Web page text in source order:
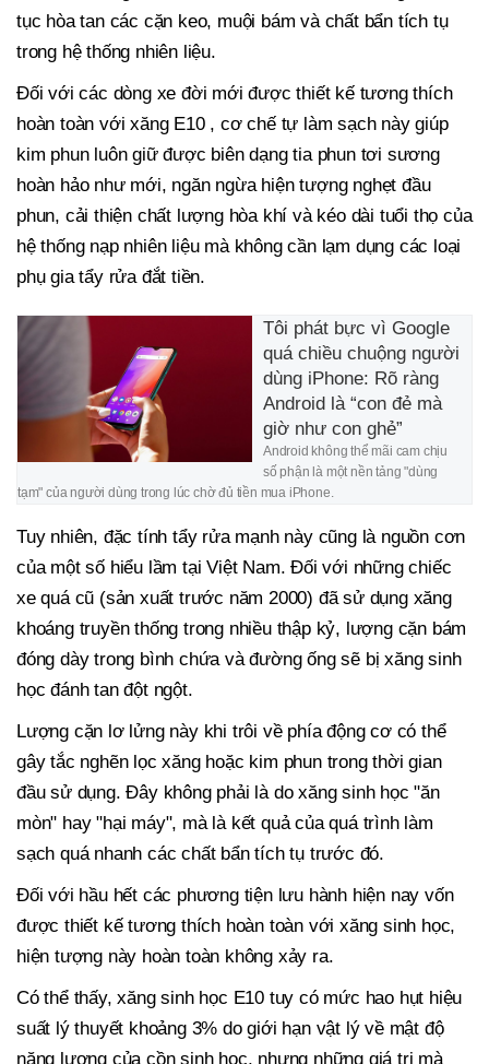
tục hòa tan các cặn keo, muội bám và chất bẩn tích tụ
trong hệ thống nhiên liệu.
Đối với các dòng xe đời mới được thiết kế tương thích
hoàn toàn với xăng E10 , cơ chế tự làm sạch này giúp
kim phun luôn giữ được biên dạng tia phun tơi sương
hoàn hảo như mới, ngăn ngừa hiện tượng nghẹt đầu
phun, cải thiện chất lượng hòa khí và kéo dài tuổi thọ của
hệ thống nạp nhiên liệu mà không cần lạm dụng các loại
phụ gia tẩy rửa đắt tiền.
Tôi phát bực vì Google
quá chiều chuộng người
dùng iPhone: Rõ ràng
Android là “con đẻ mà
giờ như con ghẻ”
Android không thể mãi cam chịu
số phận là một nền tảng "dùng
tạm" của người dùng trong lúc chờ đủ tiền mua iPhone.
Tuy nhiên, đặc tính tẩy rửa mạnh này cũng là nguồn cơn
của một số hiểu lầm tại Việt Nam. Đối với những chiếc
xe quá cũ (sản xuất trước năm 2000) đã sử dụng xăng
khoáng truyền thống trong nhiều thập kỷ, lượng cặn bám
đóng dày trong bình chứa và đường ống sẽ bị xăng sinh
học đánh tan đột ngột.
Lượng cặn lơ lửng này khi trôi về phía động cơ có thể
gây tắc nghẽn lọc xăng hoặc kim phun trong thời gian
đầu sử dụng. Đây không phải là do xăng sinh học "ăn
mòn" hay "hại máy", mà là kết quả của quá trình làm
sạch quá nhanh các chất bẩn tích tụ trước đó.
Đối với hầu hết các phương tiện lưu hành hiện nay vốn
được thiết kế tương thích hoàn toàn với xăng sinh học,
hiện tượng này hoàn toàn không xảy ra.
Có thể thấy, xăng sinh học E10 tuy có mức hao hụt hiệu
suất lý thuyết khoảng 3% do giới hạn vật lý về mật độ
năng lượng của cồn sinh học, nhưng những giá trị mà